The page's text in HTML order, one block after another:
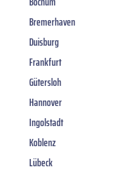
Bremerhaven
Duisburg
Frankfurt
Gütersloh
Hannover
Ingolstadt
Koblenz
Lübeck